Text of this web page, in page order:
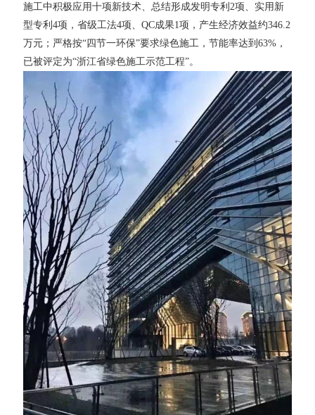
施工中积极应用十项新技术、总结形成发明专利2项、实用新
型专利4项，省级工法4项、QC成果1项，产生经济效益约346.2
万元；严格按“四节一环保”要求绿色施工，节能率达到63%，
已被评定为“浙江省绿色施工示范工程”。